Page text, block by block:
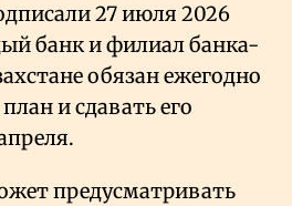
27 июля 2026
банк и филиал банка-
обязан ежегодно
и сдавать его
предусматривать